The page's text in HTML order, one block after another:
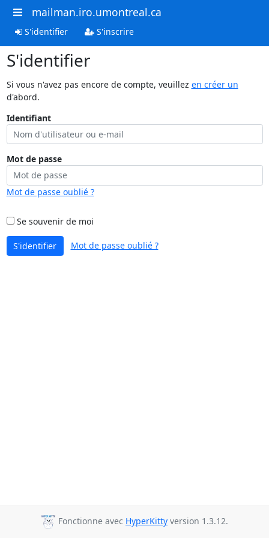
mailman.iro.umontreal.ca
S'identifier S'inscrire
S'identifier
Si vous n'avez pas encore de compte, veuillez en créer un
d'abord.
Identifiant
Mot de passe
Mot de passe oublié ?
Se souvenir de moi
S'identifier Mot de passe oublié ?
Fonctionne avec HyperKitty version 1.3.12.